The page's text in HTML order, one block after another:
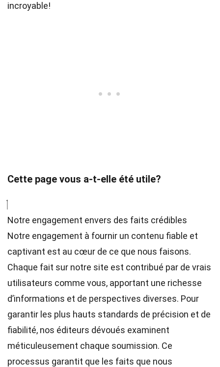
incroyable!
Cette page vous a-t-elle été utile?
Notre engagement envers des faits crédibles
Notre engagement à fournir un contenu fiable et
captivant est au cœur de ce que nous faisons.
Chaque fait sur notre site est contribué par de vrais
utilisateurs comme vous, apportant une richesse
d’informations et de perspectives diverses. Pour
garantir les plus hauts standards de précision et de
fiabilité, nos éditeurs dévoués examinent
méticuleusement chaque soumission. Ce
processus garantit que les faits que nous